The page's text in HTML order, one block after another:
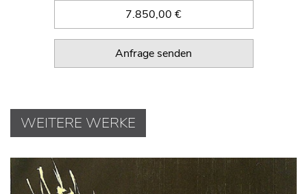
7.850,00 €
Anfrage senden
WEITERE WERKE